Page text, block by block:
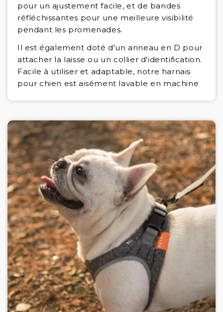
pour un ajustement facile, et de bandes
réfléchissantes pour une meilleure visibilité
pendant les promenades.
Il est également doté d'un anneau en D pour
attacher la laisse ou un collier d'identification.
Facile à utiliser et adaptable, notre harnais
pour chien est aisément lavable en machine